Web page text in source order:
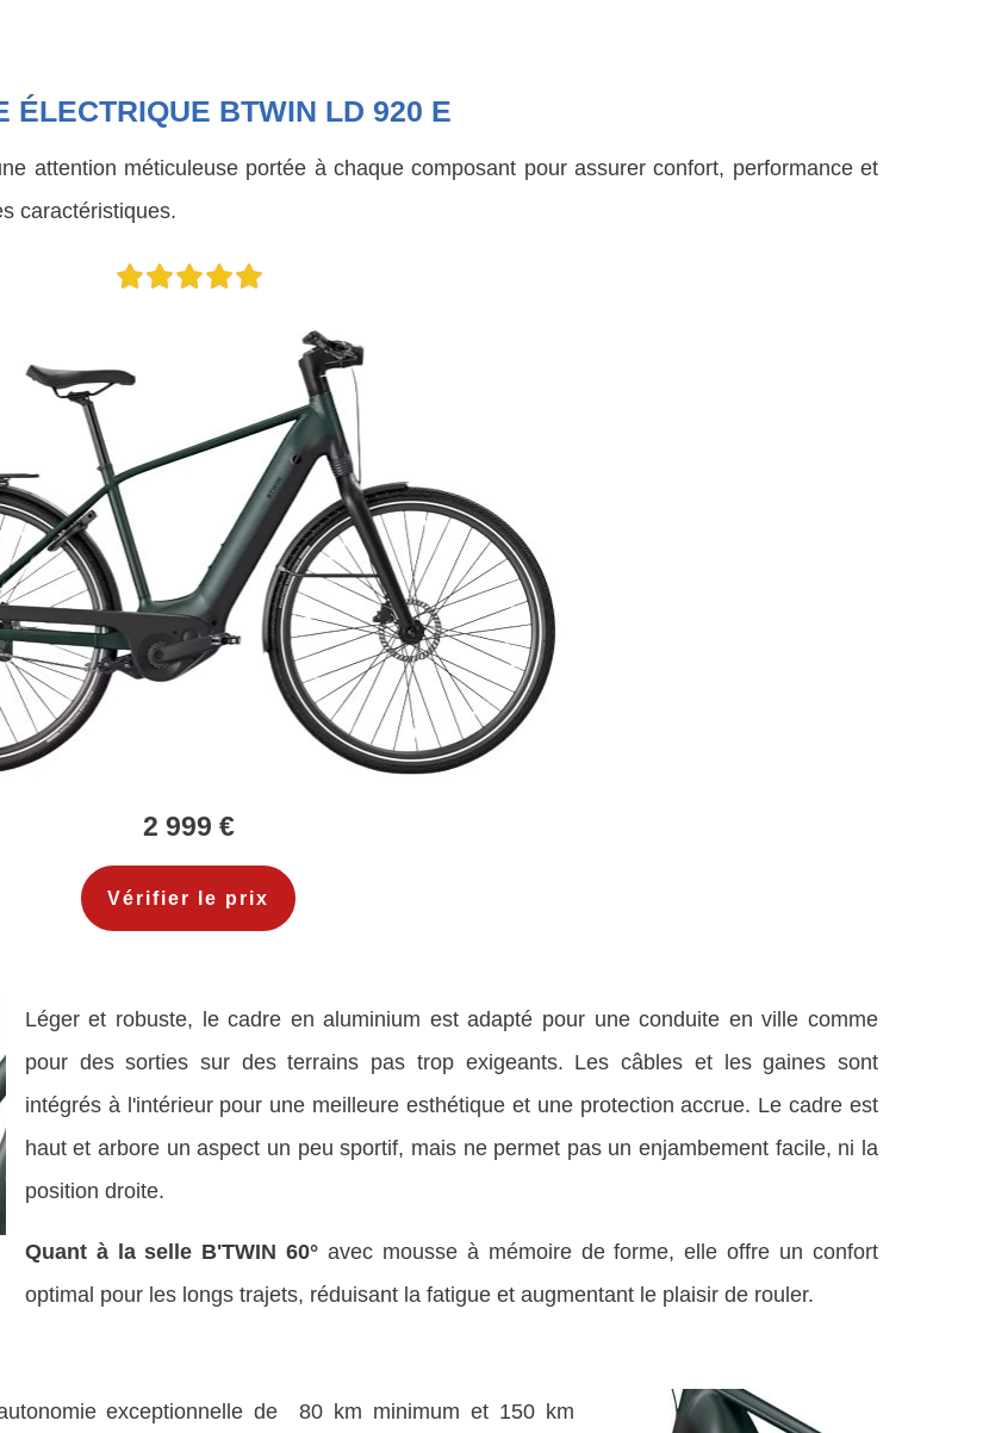
ÉLECTRIQUE BTWIN LD 920 E
attention méticuleuse portée à chaque composant pour assurer confort, performance et
caractéristiques.
2 999 €
Vérifier le prix
Léger et robuste, le cadre en aluminium est adapté pour une conduite en ville comme
pour des sorties sur des terrains pas trop exigeants. Les câbles et les gaines sont
intégrés à l'intérieur pour une meilleure esthétique et une protection accrue. Le cadre est
haut et arbore un aspect un peu sportif, mais ne permet pas un enjambement facile, ni la
position droite.
Quant à la selle B'TWIN 60° avec mousse à mémoire de forme, elle offre un confort
optimal pour les longs trajets, réduisant la fatigue et augmentant le plaisir de rouler.
exceptionnelle de 80 km minimum et 150 km